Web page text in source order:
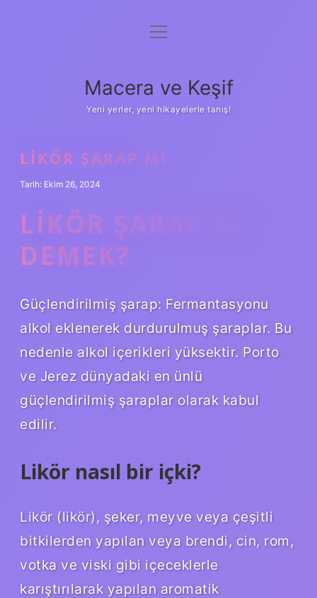
Anasayfa
Yasal Uyarı
menüyü
Macera ve Keşif
Yeni yerler, yeni hikayelerle tanış!
LIKÖR ŞARAP MI
Tarih: Ekim 26, 2024
LIKÖR ŞARAP NE
DEMEK?
Güçlendirilmiş şarap: Fermantasyonu
alkol eklenerek durdurulmuş şaraplar. Bu
nedenle alkol içerikleri yüksektir. Porto
ve Jerez dünyadaki en ünlü
güçlendirilmiş şaraplar olarak kabul
edilir.
Likör nasıl bir içki?
Likör (likör), şeker, meyve veya çeşitli
bitkilerden yapılan veya brendi, cin, rom,
votka ve viski gibi içeceklerle
karıştırılarak yapılan aromatik